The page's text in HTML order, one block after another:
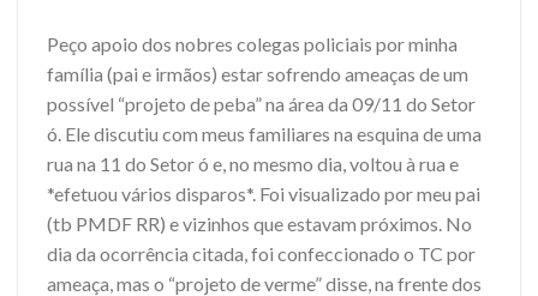
Peço apoio dos nobres colegas policiais por minha
família (pai e irmãos) estar sofrendo ameaças de um
possível “projeto de peba” na área da 09/11 do Setor
ó. Ele discutiu com meus familiares na esquina de uma
rua na 11 do Setor ó e, no mesmo dia, voltou à rua e
*efetuou vários disparos*. Foi visualizado por meu pai
(tb PMDF RR) e vizinhos que estavam próximos. No
dia da ocorrência citada, foi confeccionado o TC por
ameaça, mas o “projeto de verme” disse, na frente dos